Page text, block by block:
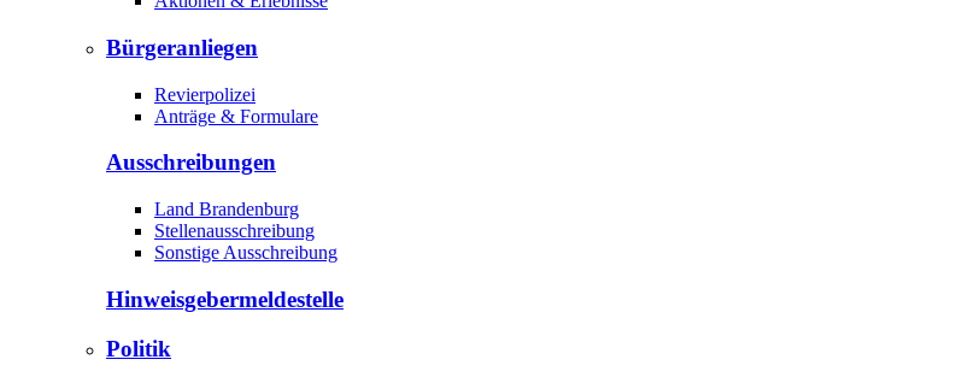
Bürgeranliegen
Revierpolizei
Anträge & Formulare
Ausschreibungen
Land Brandenburg
Stellenausschreibung
Sonstige Ausschreibung
Hinweisgeber­meldestelle
Politik